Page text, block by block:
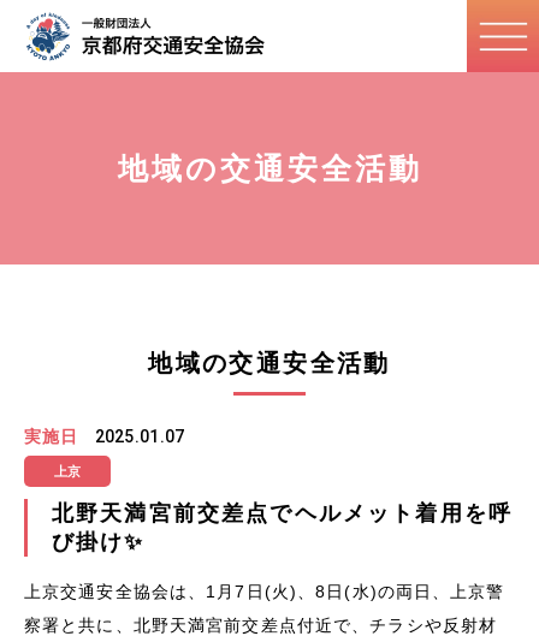
地域の交通安全活動
地域の交通安全活動
実施日 2025.01.07
上京
北野天満宮前交差点でヘルメット着用を呼
び掛け✨
上京交通安全協会は、1月7日(火)、8日(水)の両日、上京警
察署と共に、北野天満宮前交差点付近で、チラシや反射材